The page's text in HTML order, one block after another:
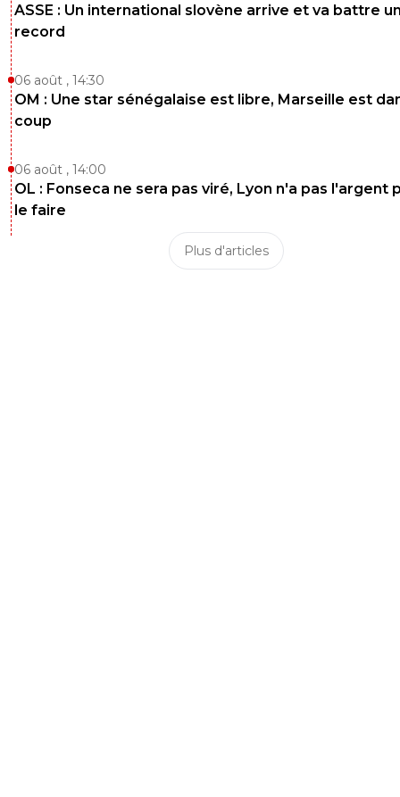
ASSE : Un international slovène arrive et va battre
record
06 août , 14:30
OM : Une star sénégalaise est libre, Marseille est
coup
06 août , 14:00
OL : Fonseca ne sera pas viré, Lyon n'a pas l'argent
le faire
Plus d'articles